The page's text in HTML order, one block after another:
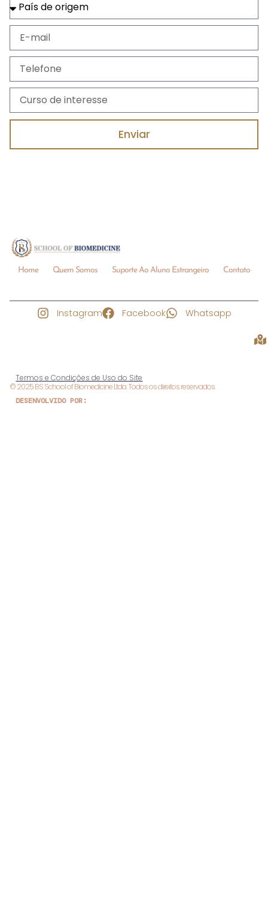
Enviar
Home Quem Somos Suporte Ao Aluno Estrangeiro Contato
Instagram Facebook Whatsapp
Termos e Condições de Uso do Site
© 2025 BS School of Biomedicine Ltda. Todos os direitos reservados.
DESENVOLVIDO POR: